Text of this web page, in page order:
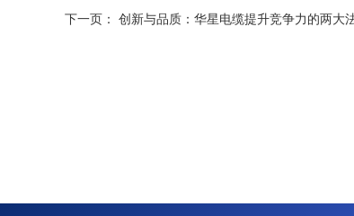
下一页： 创新与品质：华星电缆提升竞争力的两大